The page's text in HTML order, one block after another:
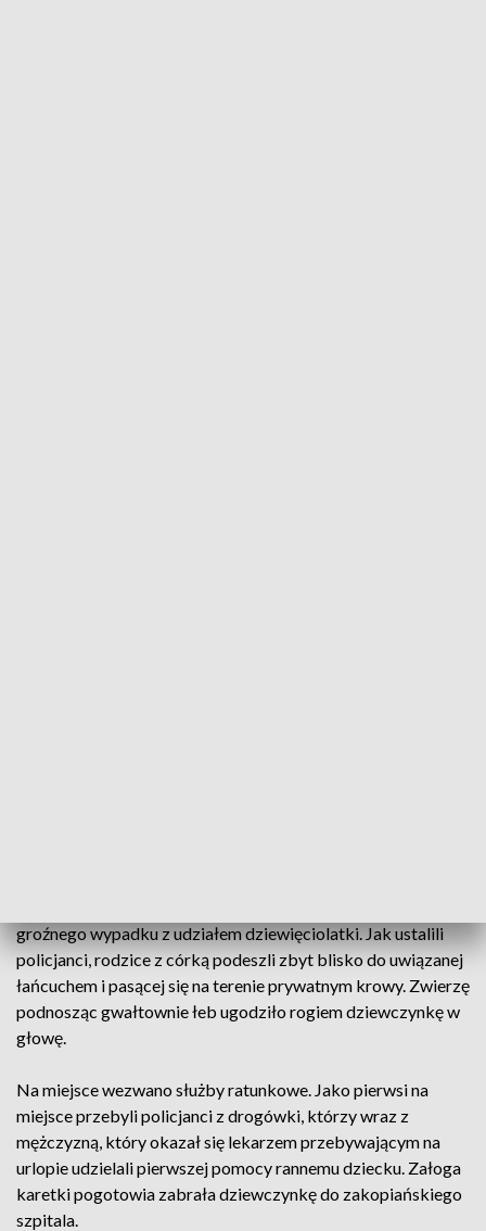
groźnego wypadku z udziałem dziewięciolatki. Jak ustalili
policjanci, rodzice z córką podeszli zbyt blisko do uwiązanej
łańcuchem i pasącej się na terenie prywatnym krowy. Zwierzę
podnosząc gwałtownie łeb ugodziło rogiem dziewczynkę w
głowę.
Na miejsce wezwano służby ratunkowe. Jako pierwsi na
miejsce przebyli policjanci z drogówki, którzy wraz z
mężczyzną, który okazał się lekarzem przebywającym na
urlopie udzielali pierwszej pomocy rannemu dziecku. Załoga
karetki pogotowia zabrała dziewczynkę do zakopiańskiego
szpitala.